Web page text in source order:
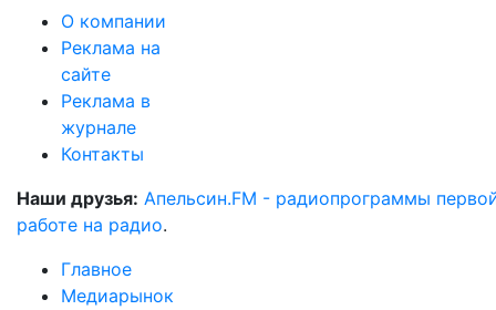
О компании
Реклама на
сайте
Реклама в
журнале
Контакты
Наши друзья: Апельсин.FM - радиопрограммы
работе на радио.
Главное
Медиарынок